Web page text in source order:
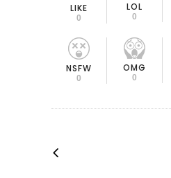
LIKE
0
LOL
0
NSFW
0
OMG
0